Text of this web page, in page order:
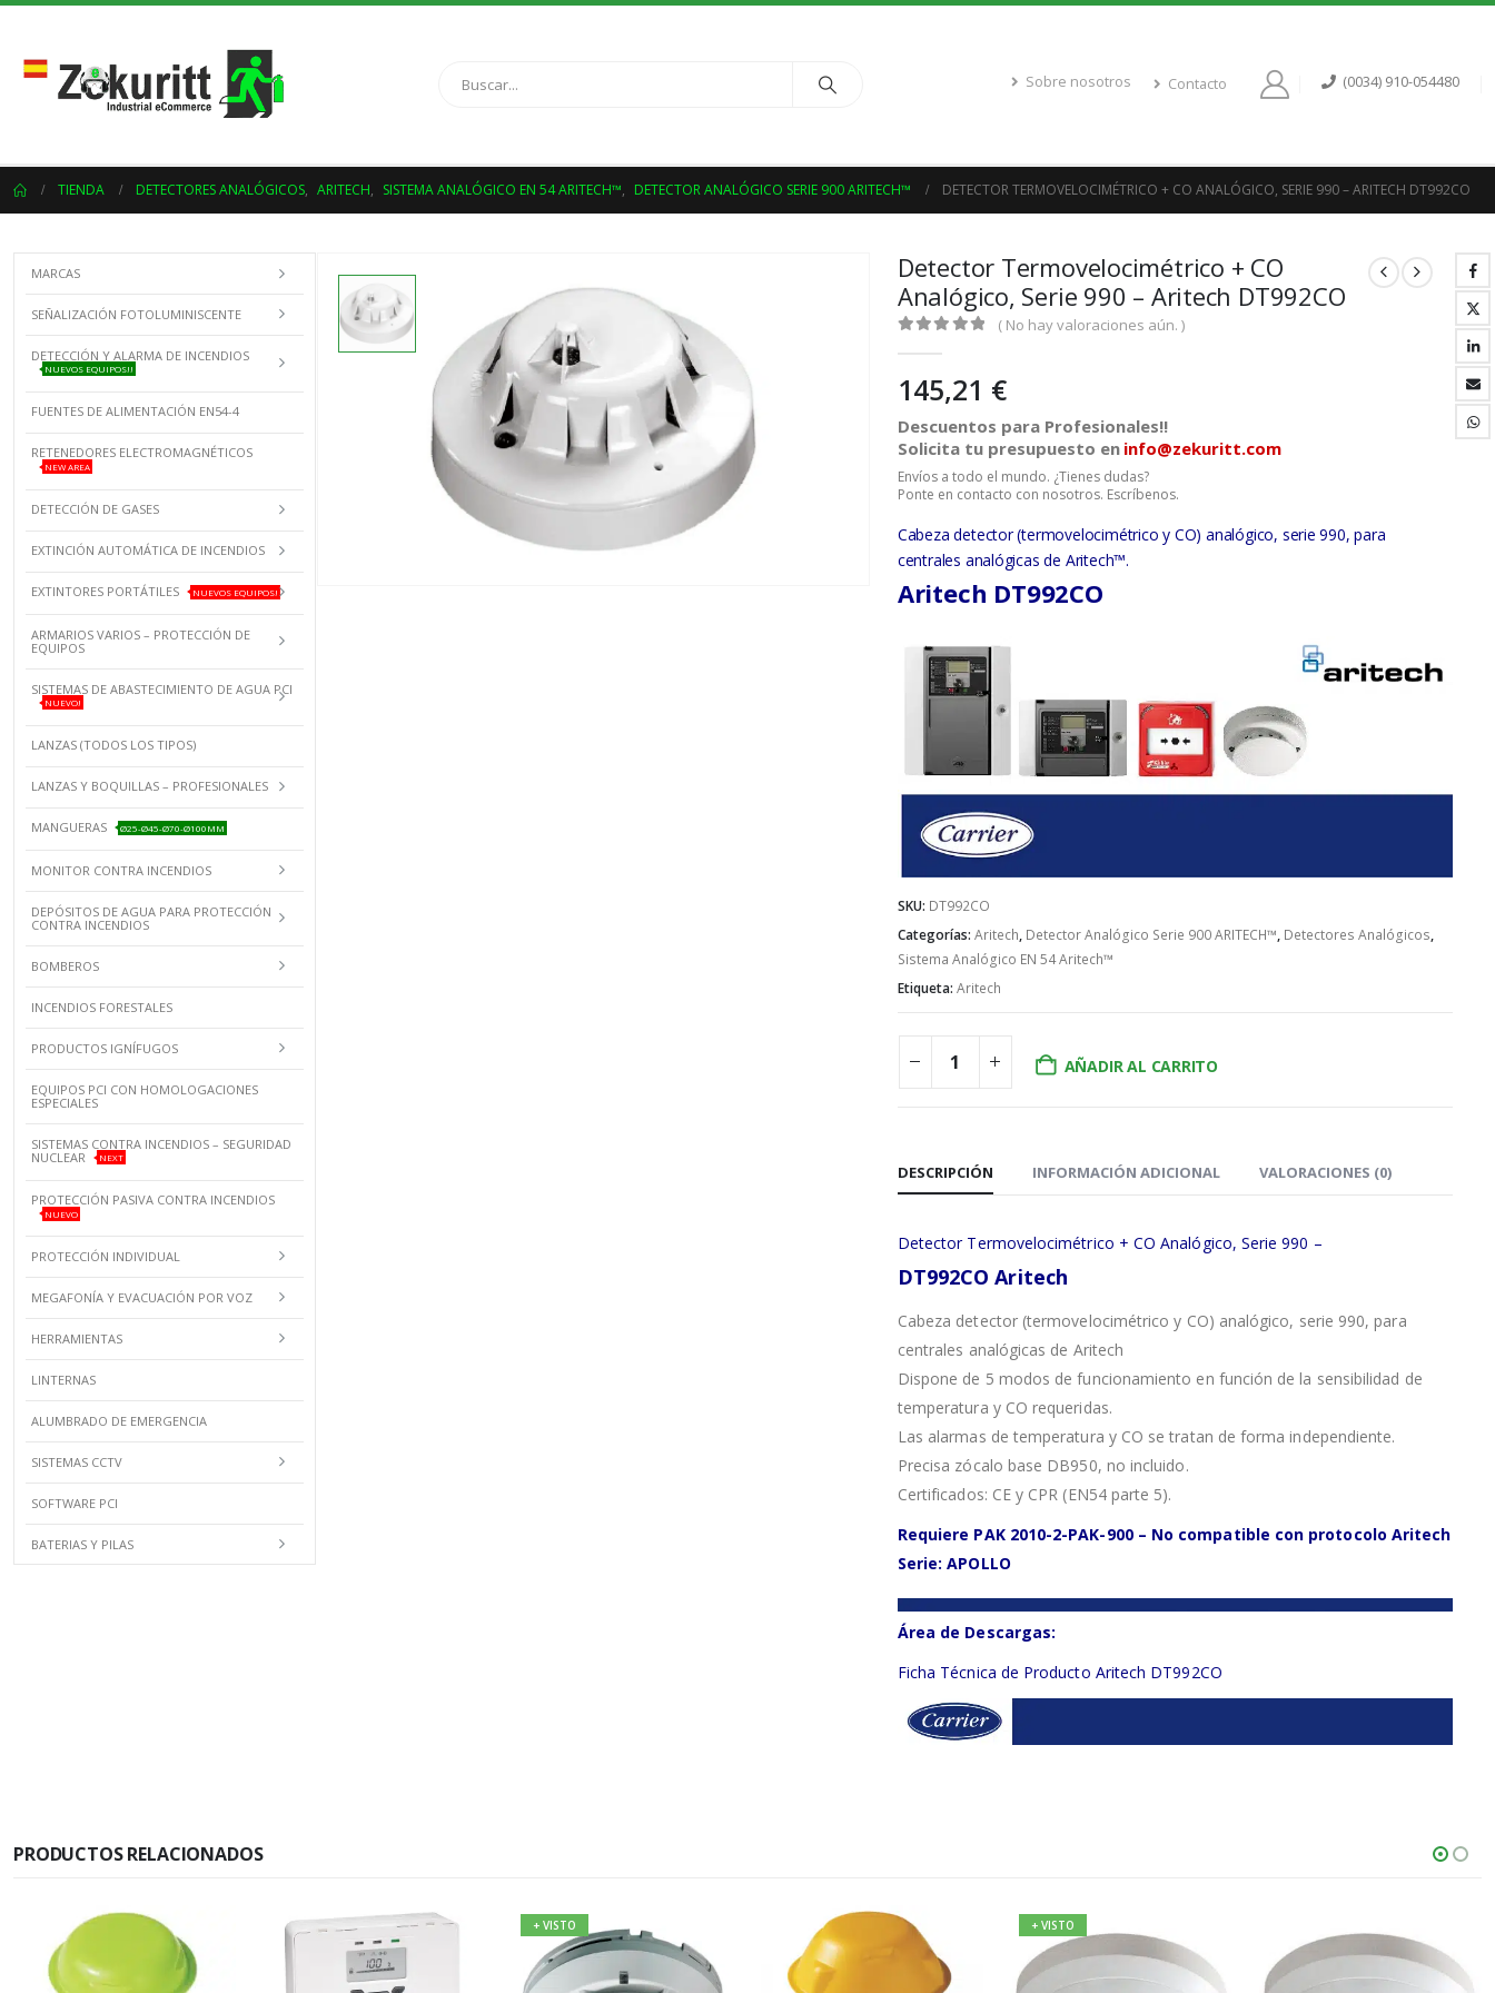
Sobre nosotros Contacto (0034) 910-054480
TIENDA DETECTORES ANALÓGICOS, ARITECH, SISTEMA ANALÓGICO EN 54 ARITECH™, DETECTOR ANALÓGICO SERIE 900 ARITECH™ DETECTOR TERMOVELOCIMÉTRICO + CO ANALÓGICO, SERIE 990 – ARITECH DT992CO
Detector Termovelocimétrico + CO
Analógico, Serie 990 – Aritech DT992CO
( No hay valoraciones aún. )
145,21 €
Descuentos para Profesionales!!
Solicita tu presupuesto en info@zekuritt.com
Envíos a todo el mundo. ¿Tienes dudas?
Ponte en contacto con nosotros. Escríbenos.
Cabeza detector (termovelocimétrico y CO) analógico, serie 990, para
centrales analógicas de Aritech™.
Aritech DT992CO
SKU: DT992CO
Categorías: Aritech, Detector Analógico Serie 900 ARITECH™, Detectores Analógicos,
Sistema Analógico EN 54 Aritech™
Etiqueta: Aritech
AÑADIR AL CARRITO
DESCRIPCIÓN INFORMACIÓN ADICIONAL VALORACIONES (0)
Detector Termovelocimétrico + CO Analógico, Serie 990 –
DT992CO Aritech
Cabeza detector (termovelocimétrico y CO) analógico, serie 990, para
centrales analógicas de Aritech
Dispone de 5 modos de funcionamiento en función de la sensibilidad de
temperatura y CO requeridas.
Las alarmas de temperatura y CO se tratan de forma independiente.
Precisa zócalo base DB950, no incluido.
Certificados: CE y CPR (EN54 parte 5).
Requiere PAK 2010-2-PAK-900 – No compatible con protocolo Aritech
Serie: APOLLO
Área de Descargas:
Ficha Técnica de Producto Aritech DT992CO
MARCAS
SEÑALIZACIÓN FOTOLUMINISCENTE
DETECCIÓN Y ALARMA DE INCENDIOS
NUEVOS EQUIPOS!!
FUENTES DE ALIMENTACIÓN EN54-4
RETENEDORES ELECTROMAGNÉTICOS
NEW AREA
DETECCIÓN DE GASES
EXTINCIÓN AUTOMÁTICA DE INCENDIOS
EXTINTORES PORTÁTILES NUEVOS EQUIPOS!
ARMARIOS VARIOS – PROTECCIÓN DE
EQUIPOS
SISTEMAS DE ABASTECIMIENTO DE AGUA PCI
NUEVO!
LANZAS (TODOS LOS TIPOS)
LANZAS Y BOQUILLAS – PROFESIONALES
MANGUERAS Ø25-Ø45-Ø70-Ø100MM
MONITOR CONTRA INCENDIOS
DEPÓSITOS DE AGUA PARA PROTECCIÓN
CONTRA INCENDIOS
BOMBEROS
INCENDIOS FORESTALES
PRODUCTOS IGNÍFUGOS
EQUIPOS PCI CON HOMOLOGACIONES
ESPECIALES
SISTEMAS CONTRA INCENDIOS – SEGURIDAD
NUCLEAR
NEXT
PROTECCIÓN PASIVA CONTRA INCENDIOS
NUEVO
PROTECCIÓN INDIVIDUAL
MEGAFONÍA Y EVACUACIÓN POR VOZ
HERRAMIENTAS
LINTERNAS
ALUMBRADO DE EMERGENCIA
SISTEMAS CCTV
SOFTWARE PCI
BATERIAS Y PILAS
PRODUCTOS RELACIONADOS
+ VISTO + VISTO